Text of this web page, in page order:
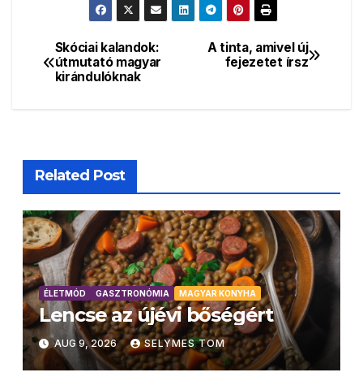
klasszikus
története és
receptje
magyar
gasztronómiában
Bejegyzés
navigáció
A tinta, amivel új
fejezetet írsz
Skóciai kalandok:
útmutató magyar
kirándulóknak
Related Post
ÉLETMÓD GASZTRONÓMIA MAGYAR KONYHA
Lencse az újévi bőségért
AUG 9, 2026 SELYMES TOM